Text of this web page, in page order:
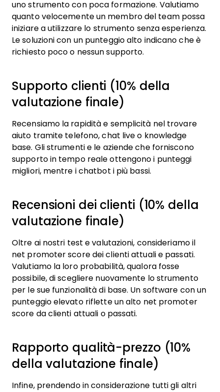
uno strumento con poca formazione. Valutiamo
quanto velocemente un membro del team possa
iniziare a utilizzare lo strumento senza esperienza.
Le soluzioni con un punteggio alto indicano che è
richiesto poco o nessun supporto.
Supporto clienti (10% della
valutazione finale)
Recensiamo la rapidità e semplicità nel trovare
aiuto tramite telefono, chat live o knowledge
base. Gli strumenti e le aziende che forniscono
supporto in tempo reale ottengono i punteggi
migliori, mentre i chatbot i più bassi.
Recensioni dei clienti (10% della
valutazione finale)
Oltre ai nostri test e valutazioni, consideriamo il
net promoter score dei clienti attuali e passati.
Valutiamo la loro probabilità, qualora fosse
possibile, di scegliere nuovamente lo strumento
per le sue funzionalità di base. Un software con un
punteggio elevato riflette un alto net promoter
score da clienti attuali o passati.
Rapporto qualità-prezzo (10%
della valutazione finale)
Infine, prendendo in considerazione tutti gli altri